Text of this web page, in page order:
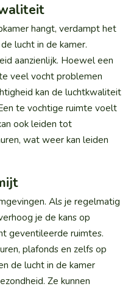
hangt, verdampt het
lucht in de kamer.
aanzienlijk. Hoewel een
veel vocht problemen
kan de luchtkwaliteit
te vochtige ruimte voelt
ook leiden tot
wat weer kan leiden
Als je regelmatig
je de kans op
geventileerde ruimtes.
plafonds en zelfs op
de lucht in de kamer
Ze kunnen